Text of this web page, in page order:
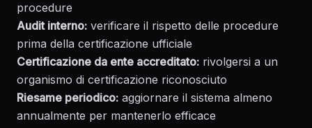
procedure
Audit interno: verificare il rispetto delle procedure
prima della certificazione ufficiale
Certificazione da ente accreditato: rivolgersi a un
organismo di certificazione riconosciuto
Riesame periodico: aggiornare il sistema almeno
annualmente per mantenerlo efficace